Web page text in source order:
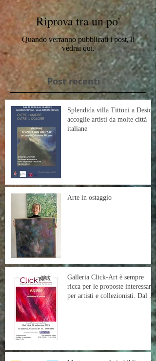
Riprova tra un po'
Quando verranno pubblicati i post, li
vedrai qui.
Post recenti
Splendida villa Tittoni a Desio
accoglie artisti da molte città
italiane
Arte in ostaggio
Galleria Click-Art è sempre
ricca per le proposte interessante
per artisti e collezionisti. Dal 16